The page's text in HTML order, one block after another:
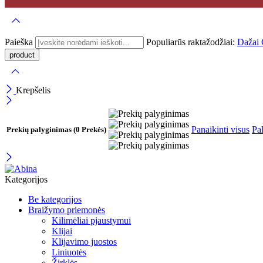
Paieška Populiarūs raktažodžiai: Dažai
Krepšelis
Prekių palyginimas (0 Prekės) Panaikinti visus
Kategorijos
Be kategorijos
Braižymo priemonės
Kilimėliai pjaustymui
Klijai
Klijavimo juostos
Liniuotės